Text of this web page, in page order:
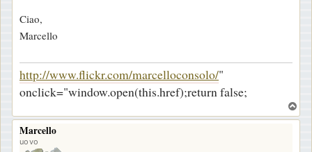
Ciao,
Marcello
http://www.flickr.com/marcelloconsolo/"
onclick="window.open(this.href);return false;
o
Marcello
uovo